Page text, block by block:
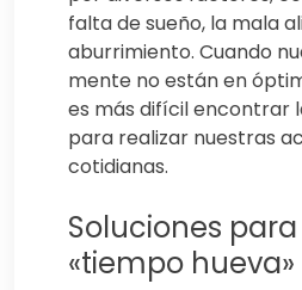
falta de sueño, la mala
aburrimiento. Cuando
mente no están en
es más difícil encontrar
para realizar nuestras
cotidianas.
Soluciones
«tiempo hueva»